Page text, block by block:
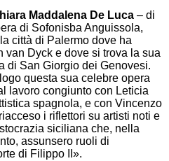
Maddalena De Luca – di
di Sofonisba Anguissola,
città di Palermo dove ha
van Dyck e dove si trova la sua
di San Giorgio dei Genovesi.
questa sua celebre opera
lavoro congiunto con Leticia
spagnola, e con Vincenzo
i riflettori su artisti noti e
siciliana che, nella
assunsero ruoli di
di Filippo II».